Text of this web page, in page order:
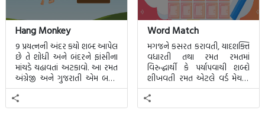
More
Hang Monkey
9 પ્રયત્નની અંદર કયો શબ્દ આપેલ
છે તે શોધી અને બંદરને ફાંસીના
માંચડે ચઢાવતાં અટકાવો. આ રમત
અંગ્રેજી અને ગુજરાતી એમ બન્ને
ભાષા માટે રમી શકાશે.
Word Match
મગજને કસરત કરાવતી, યાદશક્તિ
વધારતી તથા રમત રમતમાં
વિરુદ્ધાર્થી કે પર્યાપવાચી શબ્દો
શીખવતી રમત એટલે વર્ડ મેચમાં.
આ રમતમાં 20 બ્લોક પાછળ 20
શબ્દો છુપાયેલા હશે.